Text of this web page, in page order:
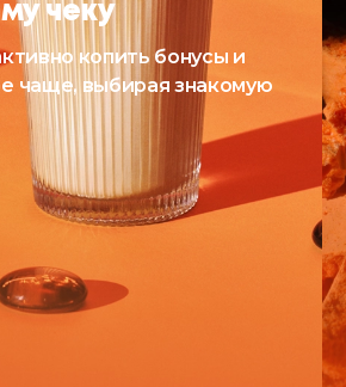
чеку
копить бонусы и
чаще, выбирая знакомую